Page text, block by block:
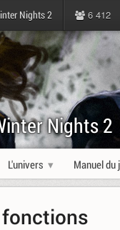
Nights 2 6 412
Nights 2
L'univers Manuel du